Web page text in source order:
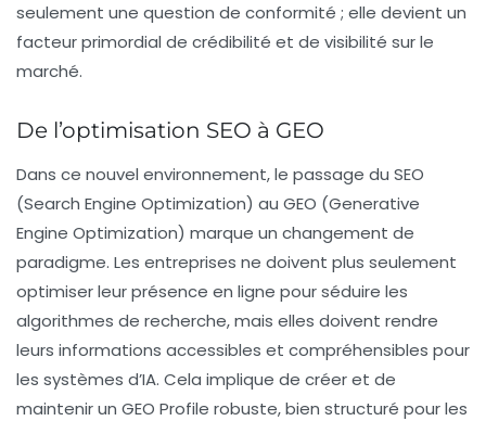
seulement une question de conformité ; elle devient un
facteur primordial de crédibilité et de visibilité sur le
marché.
De l’optimisation SEO à GEO
Dans ce nouvel environnement, le passage du SEO
(Search Engine Optimization) au GEO (Generative
Engine Optimization) marque un changement de
paradigme. Les entreprises ne doivent plus seulement
optimiser leur présence en ligne pour séduire les
algorithmes de recherche, mais elles doivent rendre
leurs informations accessibles et compréhensibles pour
les systèmes d’IA. Cela implique de créer et de
maintenir un GEO Profile robuste, bien structuré pour les